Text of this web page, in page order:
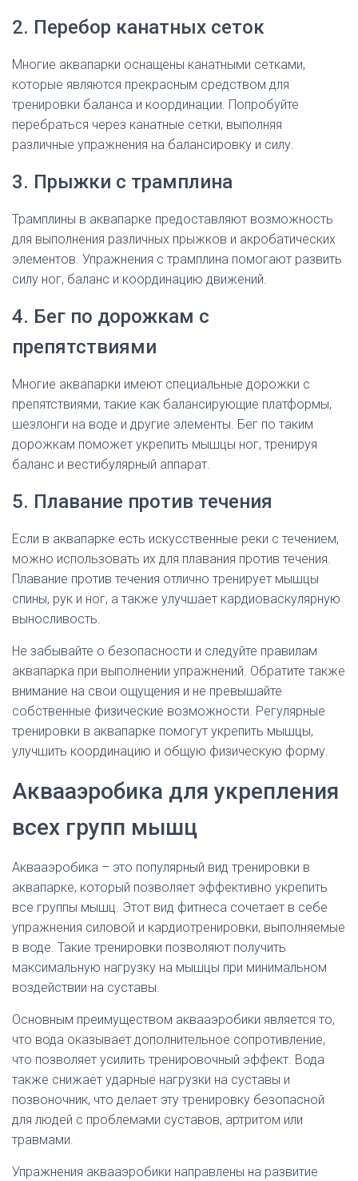
2. Перебор канатных сеток
Многие аквапарки оснащены канатными сетками,
которые являются прекрасным средством для
тренировки баланса и координации. Попробуйте
перебраться через канатные сетки, выполняя
различные упражнения на балансировку и силу.
3. Прыжки с трамплина
Трамплины в аквапарке предоставляют возможность
для выполнения различных прыжков и акробатических
элементов. Упражнения с трамплина помогают развить
силу ног, баланс и координацию движений.
4. Бег по дорожкам с
препятствиями
Многие аквапарки имеют специальные дорожки с
препятствиями, такие как балансирующие платформы,
шезлонги на воде и другие элементы. Бег по таким
дорожкам поможет укрепить мышцы ног, тренируя
баланс и вестибулярный аппарат.
5. Плавание против течения
Если в аквапарке есть искусственные реки с течением,
можно использовать их для плавания против течения.
Плавание против течения отлично тренирует мышцы
спины, рук и ног, а также улучшает кардиоваскулярную
выносливость.
Не забывайте о безопасности и следуйте правилам
аквапарка при выполнении упражнений. Обратите также
внимание на свои ощущения и не превышайте
собственные физические возможности. Регулярные
тренировки в аквапарке помогут укрепить мышцы,
улучшить координацию и общую физическую форму.
Аквааэробика для укрепления
всех групп мышц
Аквааэробика – это популярный вид тренировки в
аквапарке, который позволяет эффективно укрепить
все группы мышц. Этот вид фитнеса сочетает в себе
упражнения силовой и кардиотренировки, выполняемые
в воде. Такие тренировки позволяют получить
максимальную нагрузку на мышцы при минимальном
воздействии на суставы.
Основным преимуществом аквааэробики является то,
что вода оказывает дополнительное сопротивление,
что позволяет усилить тренировочный эффект. Вода
также снижает ударные нагрузки на суставы и
позвоночник, что делает эту тренировку безопасной
для людей с проблемами суставов, артритом или
травмами.
Упражнения аквааэробики направлены на развитие